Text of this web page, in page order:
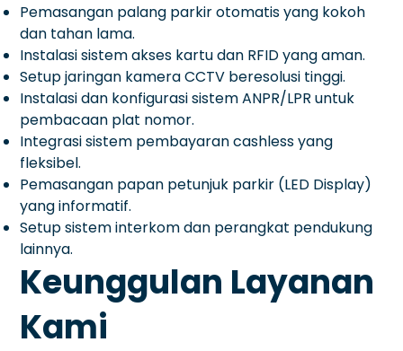
Pemasangan palang parkir otomatis yang kokoh
dan tahan lama.
Instalasi sistem akses kartu dan RFID yang aman.
Setup jaringan kamera CCTV beresolusi tinggi.
Instalasi dan konfigurasi sistem ANPR/LPR untuk
pembacaan plat nomor.
Integrasi sistem pembayaran cashless yang
fleksibel.
Pemasangan papan petunjuk parkir (LED Display)
yang informatif.
Setup sistem interkom dan perangkat pendukung
lainnya.
Keunggulan Layanan
Kami